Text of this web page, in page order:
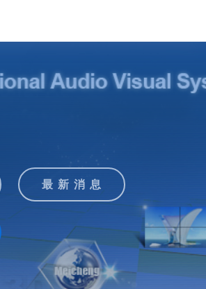
最 新 消 息